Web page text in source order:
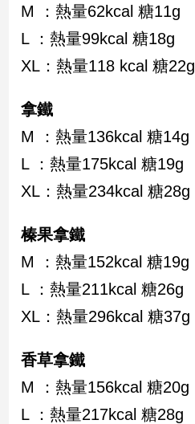
會
點
觀
國
社
地
新
冠
毒
區
M ：熱量62kcal 糖11g
L ：熱量99kcal 糖18g
XL：熱量118 kcal 糖22g
拿鐵
M ：熱量136kcal 糖14g
L ：熱量175kcal 糖19g
XL：熱量234kcal 糖28g
榛果拿鐵
M ：熱量152kcal 糖19g
L ：熱量211kcal 糖26g
XL：熱量296kcal 糖37g
香草拿鐵
M ：熱量156kcal 糖20g
L ：熱量217kcal 糖28g